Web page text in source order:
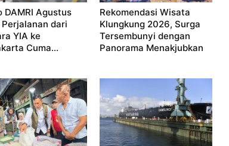
DAMRI Agustus
dari
YIA ke
Cuma...
Rekomendasi Wisata
Klungkung 2026, Surga
Tersembunyi dengan
Panorama Menakjubkan